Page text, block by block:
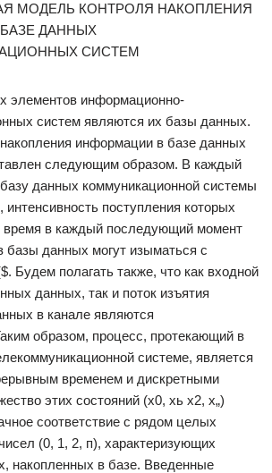
МОДЕЛЬ КОНТРОЛЯ НАКОПЛЕНИЯ
ДАННЫХ
СИСТЕМ
элементов информационно-
систем являются их базы данных.
информации в базе данных
следующим образом. В каждый
данных коммуникационной системы
поступления которых
время в каждый последующий момент
базы данных могут изыматься с
Будем полагать также, что как входной
данных, так и поток изъятия
в канале являются
образом, процесс, протекающий в
системе, является
временем и дискретными
этих состояний (х0, хь х2, х„)
соответствие с рядом целых
(0, 1, 2, п), характеризующих
накопленных в базе. Введенные